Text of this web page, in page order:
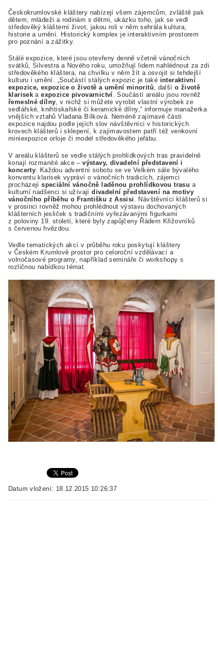
Českokrumlovské kláštery nabízejí všem zájemcům, zvláště pak
dětem, mládeži a rodinám s dětmi, ukázku toho, jak se vedl
středověký klášterní život, jakou roli v něm sehrála kultura,
historie a umění. Historický komplex je interaktivním prostorem
pro poznání a zážitky.
Stálé expozice, které jsou otevřeny denně včetně vánočních
svátků, Silvestra a Nového roku, umožňují lidem nahlédnout za zdi
středověkého kláštera, na chvilku v něm žít a osvojit si tehdejší
kulturu i umění. „Součástí stálých expozic je také interaktivní
expozice, expozice o životě a umění minoritů, další o životě
klarisek aexpozice pivovarnictví. Součástí areálu jsou rovněž
řemeslné dílny, v nichž si můžete vyrobit vlastní výrobek ze
sedlářské, knihtiskařské či keramické dílny,“ informuje manažerka
vnějších vztahů Vladana Bílková. Neméně zajímavé části
expozice najdou podle jejích slov návštěvníci v historických
krovech klášterů i sklepení, k zajímavostem patří též venkovní
miniexpozice orloje či model středověkého jeřábu.
V areálu klášterů se vedle stálých prohlídkových tras pravidelně
konají rozmanité akce –výstavy, divadelní představení i
koncerty . Každou adventní sobotu se ve Velkém sále bývalého
konventu klarisek vypráví o vánočních tradicích, zájemci
procházejíspeciální vánočně laděnou prohlídkovou trasu a
kulturní nadšenci si užívajídivadelní představení na motivy
vánočního příběhu o Františku z Assisi
. Návštěvníci klášterů si
v prosinci rovněž mohou prohlédnout výstavu dochovaných
klášterních jesliček s tradičními vyřezávanými figurkami
z poloviny 19. století, které byly zapůjčeny Řádem Křižovníků
s červenou hvězdou.
Vedle tematických akcí v průběhu roku poskytují kláštery
v Českém Krumlově prostor pro celoroční vzdělávací a
volnočasové programy, například semináře či workshopy s
rozličnou nabídkou témat.
Datum vložení: 18.12.2015 10:26:37